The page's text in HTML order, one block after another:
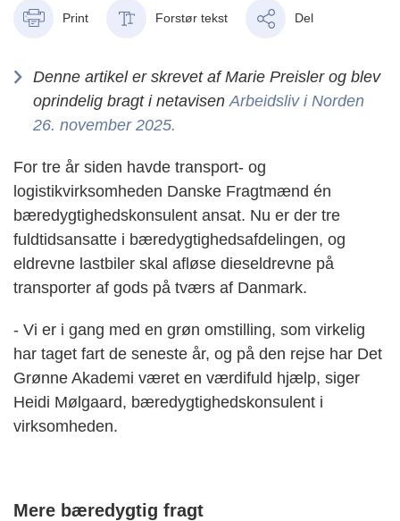
Print Forstør tekst Del
Denne artikel er skrevet af Marie Preisler og blev
oprindelig bragt i netavisen Arbeidsliv i Norden
26. november 2025.
For tre år siden havde transport- og
logistikvirksomheden Danske Fragtmænd én
bæredygtighedskonsulent ansat. Nu er der tre
fuldtidsansatte i bæredygtighedsafdelingen, og
eldrevne lastbiler skal afløse dieseldrevne på
transporter af gods på tværs af Danmark.
- Vi er i gang med en grøn omstilling, som virkelig
har taget fart de seneste år, og på den rejse har Det
Grønne Akademi været en værdifuld hjælp, siger
Heidi Mølgaard, bæredygtighedskonsulent i
virksomheden.
Mere bæredygtig fragt